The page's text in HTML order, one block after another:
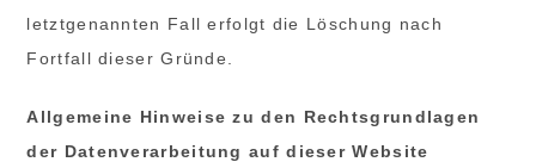
letztgenannten Fall erfolgt die Löschung nach
Fortfall dieser Gründe.
Allgemeine Hinweise zu den Rechtsgrundlagen
der Datenverarbeitung auf dieser Website